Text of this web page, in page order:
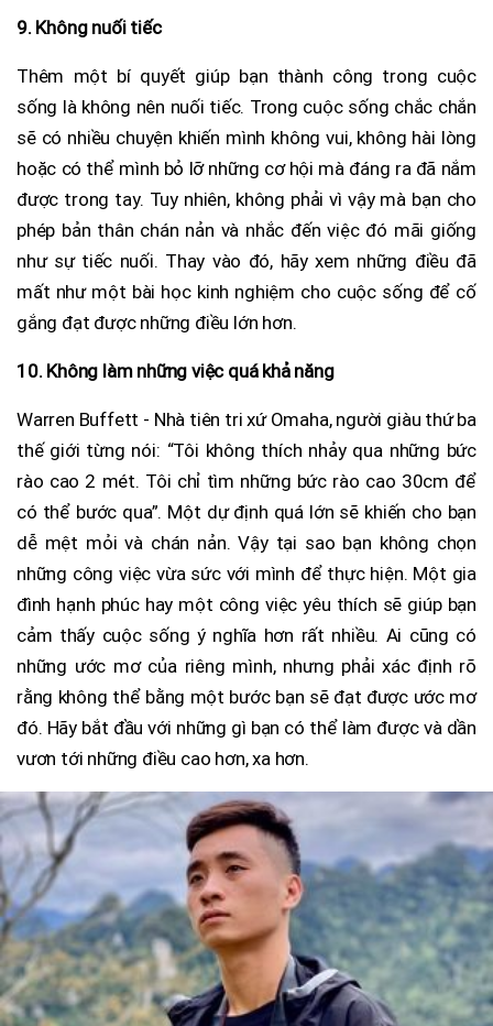
9. Không nuối tiếc
Thêm một bí quyết giúp bạn thành công trong cuộc
sống là không nên nuối tiếc. Trong cuộc sống chắc chắn
sẽ có nhiều chuyện khiến mình không vui, không hài lòng
hoặc có thể mình bỏ lỡ những cơ hội mà đáng ra đã nắm
được trong tay. Tuy nhiên, không phải vì vậy mà bạn cho
phép bản thân chán nản và nhắc đến việc đó mãi giống
như sự tiếc nuối. Thay vào đó, hãy xem những điều đã
mất như một bài học kinh nghiệm cho cuộc sống để cố
gắng đạt được những điều lớn hơn.
10. Không làm những việc quá khả năng
Warren Buffett - Nhà tiên tri xứ Omaha, người giàu thứ ba
thế giới từng nói: “Tôi không thích nhảy qua những bức
rào cao 2 mét. Tôi chỉ tìm những bức rào cao 30cm để
có thể bước qua”. Một dự định quá lớn sẽ khiến cho bạn
dễ mệt mỏi và chán nản. Vậy tại sao bạn không chọn
những công việc vừa sức với mình để thực hiện. Một gia
đình hạnh phúc hay một công việc yêu thích sẽ giúp bạn
cảm thấy cuộc sống ý nghĩa hơn rất nhiều. Ai cũng có
những ước mơ của riêng mình, nhưng phải xác định rõ
rằng không thể bằng một bước bạn sẽ đạt được ước mơ
đó. Hãy bắt đầu với những gì bạn có thể làm được và dần
vươn tới những điều cao hơn, xa hơn.